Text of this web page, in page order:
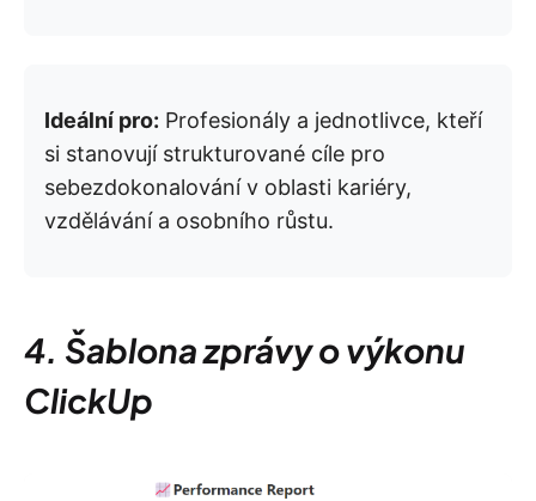
Ideální pro: Profesionály a jednotlivce, kteří
si stanovují strukturované cíle pro
sebezdokonalování v oblasti kariéry,
vzdělávání a osobního růstu.
4. Šablona zprávy o výkonu
ClickUp